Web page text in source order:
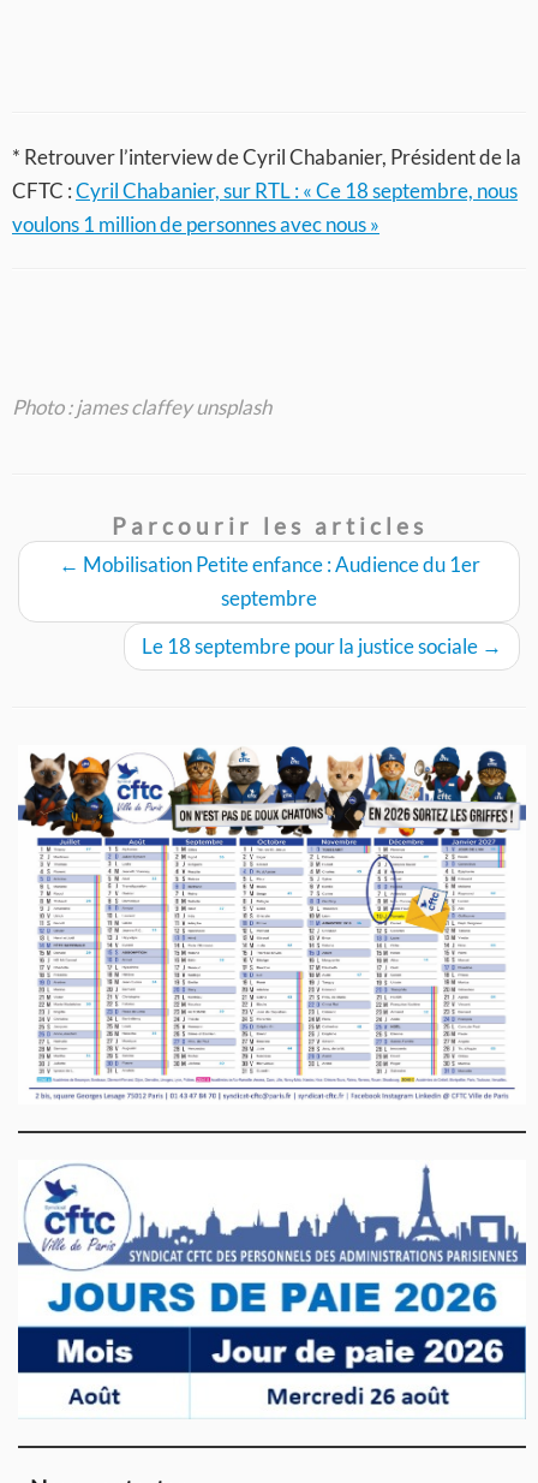
* Retrouver l’interview de Cyril Chabanier, Président de la
CFTC :Cyril Chabanier, sur RTL : « Ce 18 septembre, nous
voulons 1 million de personnes avec nous »
Photo : james claffey unsplash
Parcourir les articles
← Mobilisation Petite enfance : Audience du 1er
septembre
Le 18 septembre pour la justice sociale →